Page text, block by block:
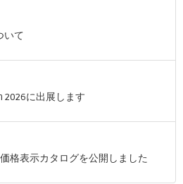
いて
2026に出展します
格表示カタログを公開しました